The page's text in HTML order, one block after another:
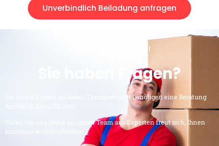
Unverbindlich Beiladung anfragen
Kostenlose Beratung!
Sie haben Fragen?
Sie haben Fragen zu Ihrem Transport oder benötigen eine Beratung
Rufen Sie uns gerne an, unser Team aus Experten freut sich, Ihnen
kostenlos weiterzuhelfen!